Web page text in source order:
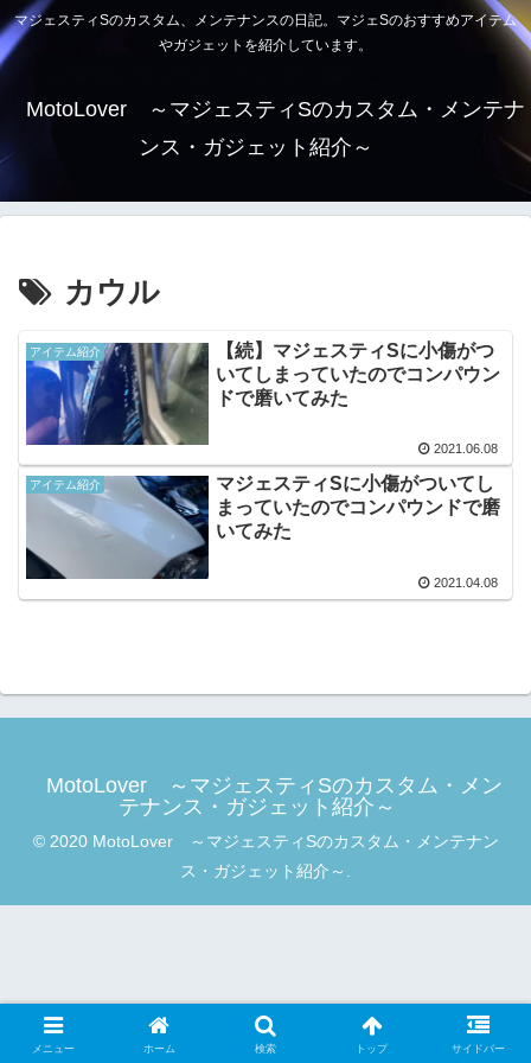
マジェスティSのカスタム、メンテナンスの日記。マジェSのおすすめアイテム
やガジェットを紹介しています。
MotoLover ～マジェスティSのカスタム・メンテナ
ンス・ガジェット紹介～
カウル
アイテム紹介
【続】マジェスティSに小傷がつ
いてしまっていたのでコンパウン
ドで磨いてみた
2021.06.08
アイテム紹介
マジェスティSに小傷がついてし
まっていたのでコンパウンドで磨
いてみた
2021.04.08
MotoLover ～マジェスティSのカスタム・メン
テナンス・ガジェット紹介～
© 2020 MotoLover ～マジェスティSのカスタム・メンテナン
ス・ガジェット紹介～.
メニュー ホーム 検索 トップ サイドバー